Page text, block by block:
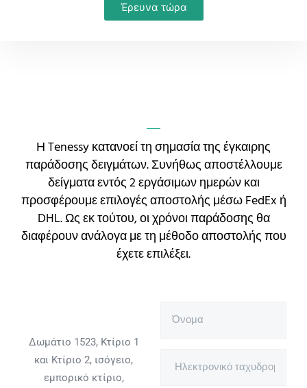
Έρευνα τώρα
Η Tenessy κατανοεί τη σημασία της έγκαιρης
παράδοσης δειγμάτων. Συνήθως αποστέλλουμε
δείγματα εντός 2 εργάσιμων ημερών και
προσφέρουμε επιλογές αποστολής μέσω FedEx ή
DHL. Ως εκ τούτου, οι χρόνοι παράδοσης θα
διαφέρουν ανάλογα με τη μέθοδο αποστολής που
έχετε επιλέξει.
Δωμάτιο 1523, Κτίριο 1
και Κτίριο 2, ισόγειο,
εμπορικό κτίριο,